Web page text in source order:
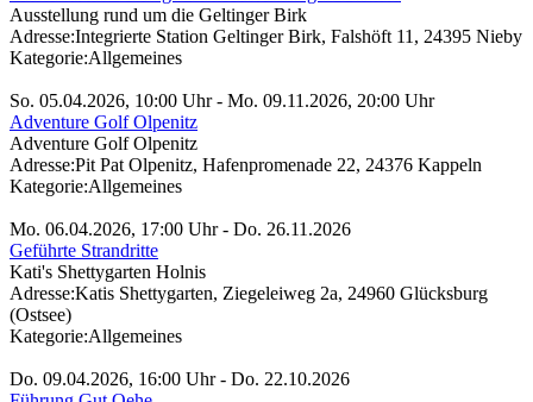
Ausstellung rund um die Geltinger Birk
Adresse:Integrierte Station Geltinger Birk, Falshöft 11, 24395 Nieby
Kategorie:Allgemeines
So. 05.04.2026, 10:00 Uhr - Mo. 09.11.2026, 20:00 Uhr
Adventure Golf Olpenitz
Adventure Golf Olpenitz
Adresse:Pit Pat Olpenitz, Hafenpromenade 22, 24376 Kappeln
Kategorie:Allgemeines
Mo. 06.04.2026, 17:00 Uhr - Do. 26.11.2026
Geführte Strandritte
Kati's Shettygarten Holnis
Adresse:Katis Shettygarten, Ziegeleiweg 2a, 24960 Glücksburg
(Ostsee)
Kategorie:Allgemeines
Do. 09.04.2026, 16:00 Uhr - Do. 22.10.2026